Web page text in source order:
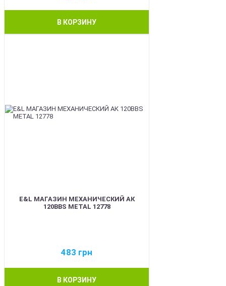
В КОРЗИНУ
E&L МАГАЗИН МЕХАНИЧЕСКИЙ АК
120BBS METAL 12778
483 грн
В КОРЗИНУ